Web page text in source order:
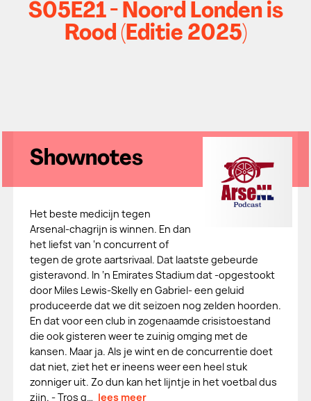
S05E21 - Noord Londen is
Rood (Editie 2025)
Shownotes
Het beste medicijn tegen
Arsenal-chagrijn is winnen. En dan
het liefst van ‘n concurrent of
tegen de grote aartsrivaal. Dat laatste gebeurde
gisteravond. In ‘n Emirates Stadium dat -opgestookt
door Miles Lewis-Skelly en Gabriel- een geluid
produceerde dat we dit seizoen nog zelden hoorden.
En dat voor een club in zogenaamde crisistoestand
die ook gisteren weer te zuinig omging met de
kansen. Maar ja. Als je wint en de concurrentie doet
dat niet, ziet het er ineens weer een heel stuk
zonniger uit. Zo dun kan het lijntje in het voetbal dus
zijn. - Tros g… lees meer